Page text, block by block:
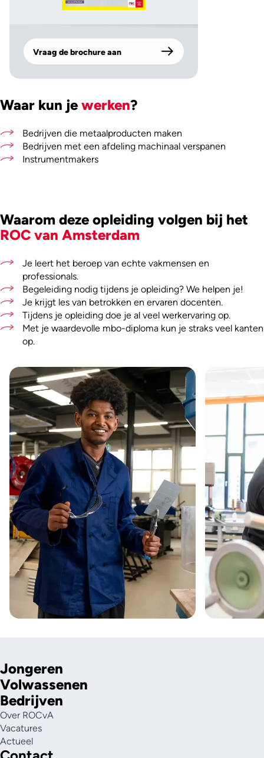
Vraag de brochure aan
Waar kun je werken?
Bedrijven die metaalproducten maken
Bedrijven met een afdeling machinaal verspanen
Instrumentmakers
Waarom deze opleiding volgen bij het
ROC van Amsterdam
Je leert het beroep van echte vakmensen en
professionals.
Begeleiding nodig tijdens je opleiding? We helpen je!
Je krijgt les van betrokken en ervaren docenten.
Tijdens je opleiding doe je al veel werkervaring op.
Met je waardevolle mbo-diploma kun je straks veel kanten
op.
Jongeren
Volwassenen
Bedrijven
Over ROCvA
Vacatures
Actueel